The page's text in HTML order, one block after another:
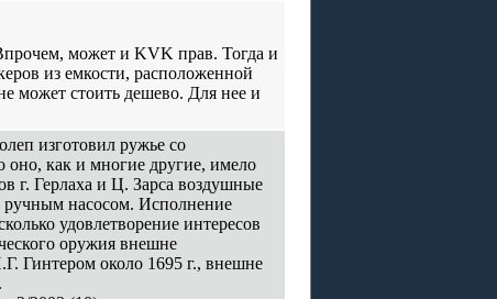
может и KVK прав. Тогда и
из емкости, расположенной
может стоить дешево. Для нее и
изготовил ружье со
как и многие другие, имело
г. Герлаха и Ц. Зарса воздушные
ручным насосом. Исполнение
удовлетворение интересов
оружия внешне
Гинтером около 1695 г., внешне